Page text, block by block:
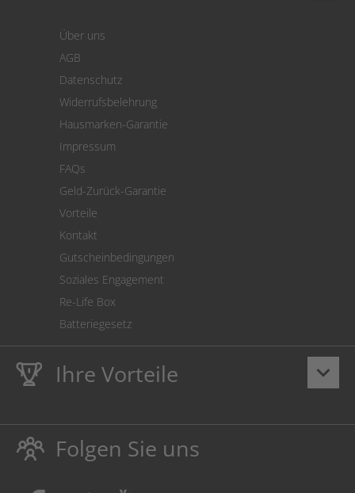
Cookie Einstellungen
Über uns
AGB
Datenschutz
Widerrufsbelehrung
Hausmarken-Garantie
Impressum
FAQs
Geld-Zurück-Garantie
Vorteile
Kontakt
Gutscheinbedingungen
Soziales Engagement
Re-Life Box
Batteriegesetz
keyboard_arrow_down
Ihre Vorteile
LebenslangeHausmarke Garantieauf Toner und Tinte
schützt auch Ihren Drucker.
Umweltfreundlich dadurch Abfallvermeidung.
Folgen Sie uns